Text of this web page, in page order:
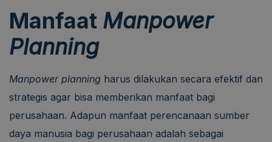
Manfaat Manpower
Planning
Manpower planning harus dilakukan secara efektif dan
strategis agar bisa memberikan manfaat bagi
perusahaan. Adapun manfaat perencanaan sumber
daya manusia bagi perusahaan adalah sebagai